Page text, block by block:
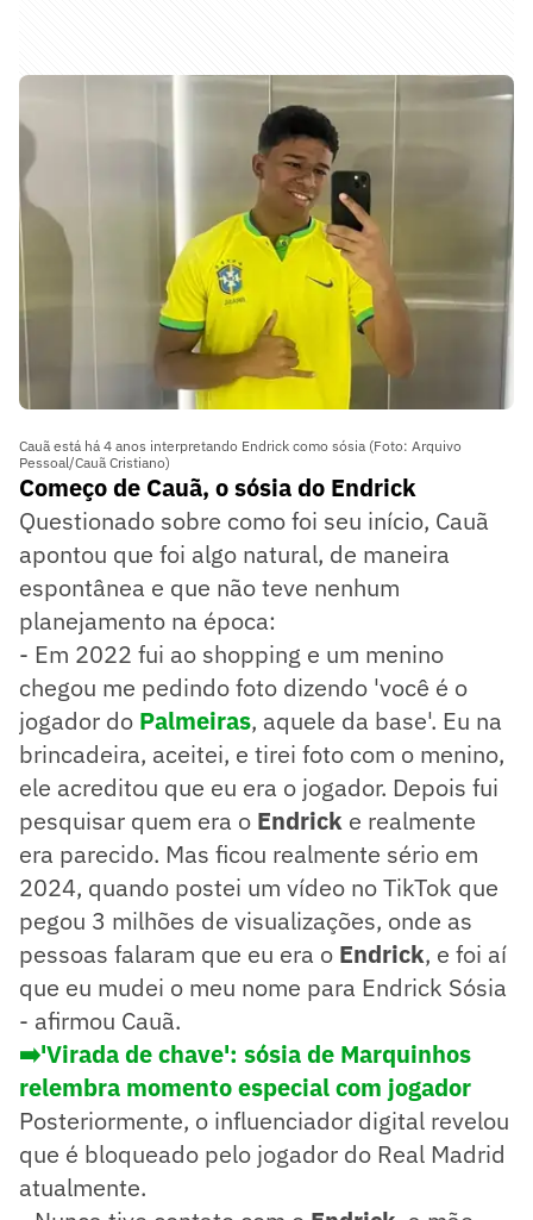
Cauã está há 4 anos interpretando Endrick como sósia (Foto: Arquivo
Pessoal/Cauã Cristiano)
Começo de Cauã, o sósia do Endrick
Questionado sobre como foi seu início, Cauã
apontou que foi algo natural, de maneira
espontânea e que não teve nenhum
planejamento na época:
- Em 2022 fui ao shopping e um menino
chegou me pedindo foto dizendo 'você é o
jogador do Palmeiras, aquele da base'. Eu na
brincadeira, aceitei, e tirei foto com o menino,
ele acreditou que eu era o jogador. Depois fui
pesquisar quem era o Endrick e realmente
era parecido. Mas ficou realmente sério em
2024, quando postei um vídeo no TikTok que
pegou 3 milhões de visualizações, onde as
pessoas falaram que eu era o Endrick, e foi aí
que eu mudei o meu nome para Endrick Sósia
- afirmou Cauã.
➡️'Virada de chave': sósia de Marquinhos
relembra momento especial com jogador
Posteriormente, o influenciador digital revelou
que é bloqueado pelo jogador do Real Madrid
atualmente.